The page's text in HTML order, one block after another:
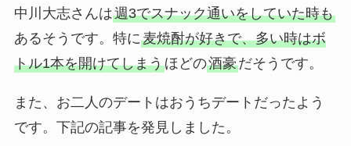
中川大志さんは週3でスナック通いをしていた時も
あるそうです。特に麦焼酎が好きで、多い時はボ
トル1本を開けてしまうほどの酒豪だそうです。
また、お二人のデートはおうちデートだったよう
です。下記の記事を発見しました。